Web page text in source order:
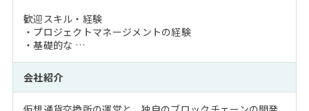
歓迎スキル・経験
・プロジェクトマネージメントの経験
・基礎的な …
会社紹介